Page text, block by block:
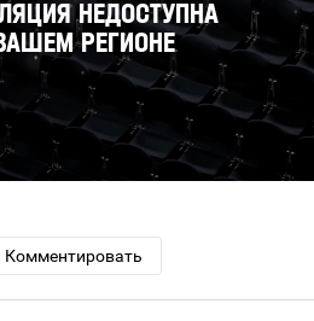
Комментировать